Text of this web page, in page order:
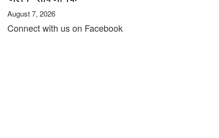
August 7, 2026
Connect with us on Facebook